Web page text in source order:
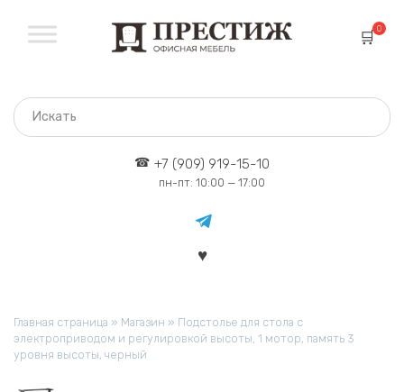
содержанию
0
+7 (909) 919-15-10
пн-пт: 10:00 — 17:00
Главная страница » Магазин » Подстолье для стола с
электроприводом и регулировкой высоты, 1 мотор, память 3
уровня высоты, черный